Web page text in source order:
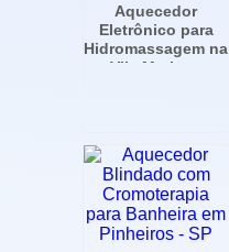
Aquecedor
Eletrônico para
Hidromassagem na
Vila Mariana